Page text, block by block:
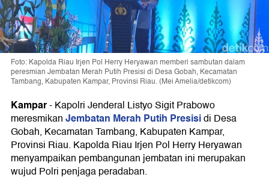
Foto: Kapolda Riau Irjen Pol Herry Heryawan memberi sambutan dalam
peresmian Jembatan Merah Putih Presisi di Desa Gobah, Kecamatan
Tambang, Kabupaten Kampar, Provinsi Riau. (Mei Amelia/detikcom)
Kampar-Kapolri Jenderal Listyo Sigit Prabowo
meresmikanJembatan Merah Putih Presisidi Desa
Gobah, Kecamatan Tambang, Kabupaten Kampar,
Provinsi Riau. Kapolda Riau Irjen Pol Herry Heryawan
menyampaikan pembangunan jembatan ini merupakan
wujud Polri penjaga peradaban.